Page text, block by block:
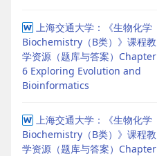
上海交通大学：《生物化学
Biochemistry（B类）》课程教
学资源（题库与答案）Chapter
6 Exploring Evolution and
Bioinformatics
上海交通大学：《生物化学
Biochemistry（B类）》课程教
学资源（题库与答案）Chapter